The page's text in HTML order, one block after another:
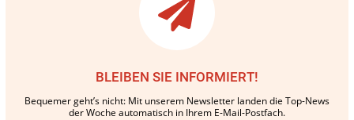
BLEIBEN SIE INFORMIERT!
Bequemer geht’s nicht: Mit unserem Newsletter landen die Top-News
der Woche automatisch in Ihrem E-Mail-Postfach.